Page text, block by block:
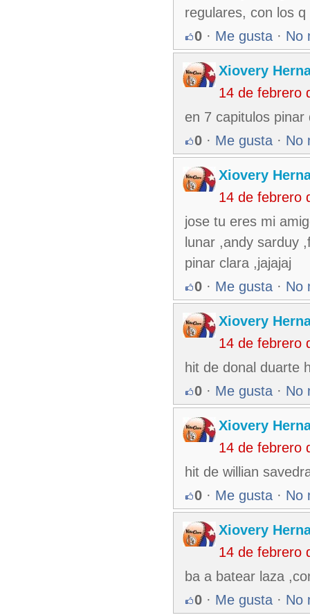
regulares, con los
0 · Me gusta · No
Xiovery
14 de febrero
en 7 capitulos
0 · Me gusta · No
Xiovery
14 de febrero
jose tu eres mi
lunar ,andy sarduy
pinar clara ,jajajaj
0 · Me gusta · No
Xiovery
14 de febrero
hit de donal duarte
0 · Me gusta · No
Xiovery
14 de febrero
hit de willian
0 · Me gusta · No
Xiovery
14 de febrero
ba a batear laza
0 · Me gusta · No